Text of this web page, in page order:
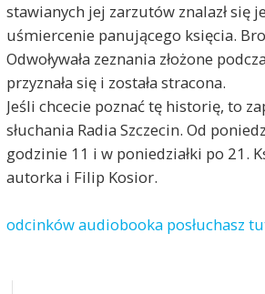
stawianych jej zarzutów znalazł się
uśmiercenie panującego księcia.
Odwoływała zeznania złożone
przyznała się i została stracona.
Jeśli chcecie poznać tę historię, to
słuchania Radia Szczecin. Od
godzinie 11 i w poniedziałki po 21.
autorka i Filip Kosior.
odcinków audiobooka posłuchasz